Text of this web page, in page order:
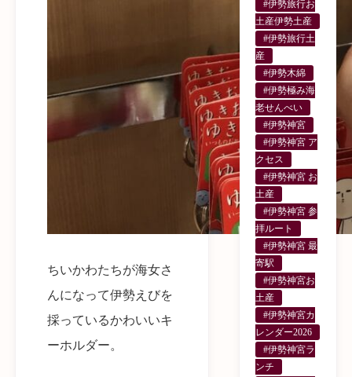
ちいかわたちが海女さ
んになって伊勢えびを
採っているかわいいキ
ーホルダー。
#伊勢旅行お
土産伊勢土産
#伊勢旅行土
産
#伊勢木綿
#伊勢極み海
老せんべい
#伊勢神宮
#伊勢神宮 ア
クセス
#伊勢神宮 お
土産
#伊勢神宮 参
拝ルート
#伊勢神宮 最
寄駅
#伊勢神宮お
土産
#伊勢神宮カ
レンダー2026
#伊勢神宮ラ
ンチ